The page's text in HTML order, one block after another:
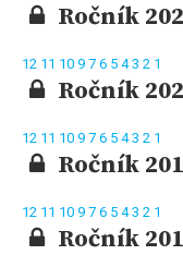
Ročník
12 11 10 9 7 6 5 43 2 1
Ročník
12 11 10 9 7 6 5 43 2 1
Ročník
12 11 10 9 7 6 5 43 2 1
Ročník